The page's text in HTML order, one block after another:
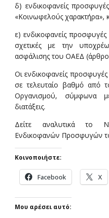
δ) ενδικοφανείς
«Κοινωφελούς χαρακτήρα»,
ε) ενδικοφανείς
σχετικές με την
ασφάλισης του ΟΑΕΔ
Οι ενδικοφανείς
σε τελευταίο βαθμό από
Οργανισμού, σύμφωνα
διατάξεις.
Δείτε αναλυτικά το
Ενδικοφανών Προσφυγών
Κοινοποιήστε:
Facebook X
Μου αρέσει αυτό: